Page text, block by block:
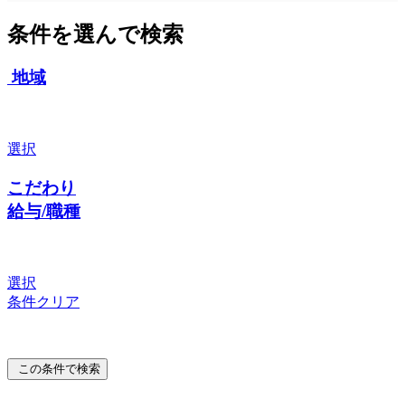
条件を選んで検索
地域
選択
こだわり
給与/職種
選択
条件クリア
この条件で検索